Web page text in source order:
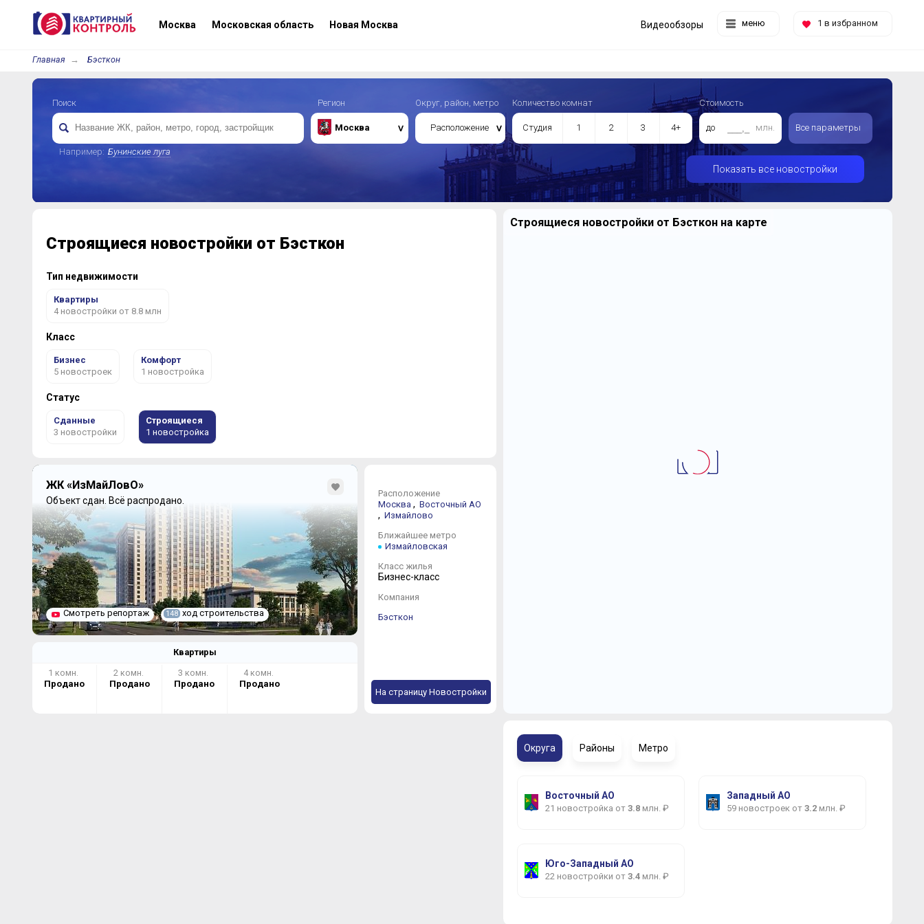
Москва Московская область Новая Москва меню 1 в избранном
Видеообзоры
Главная Бэсткон
Поиск
Например: Бунинские луга
Регион
Москва
Округ, район, метро
Расположение
Количество комнат
Студия 1 2 3 4+
Стоимость
до млн. Все параметры
Показать все новостройки
Строящиеся новостройки от Бэсткон
Тип недвижимости
Квартиры
4 новостройки от 8.8 млн
Класс
Бизнес
5 новостроек
Комфорт
1 новостройка
Статус
Сданные
3 новостройки
Строящиеся
1 новостройка
ЖК «ИзМайЛовО»
Объект сдан. Всё распродано.
Смотреть репортаж 148 ход строительства
Квартиры
1 комн.
Продано
2 комн.
Продано
3 комн.
Продано
4 комн.
Продано
Расположение
Москва , Восточный АО
, Измайлово
Ближайшее метро
Измайловская
Класс жилья
Бизнес-класс
Компания
Бэсткон
На страницу Новостройки
Строящиеся новостройки от Бэсткон на карте
Округа Районы Метро
Восточный АО
21 новостройка от 3.8млн. ₽
Западный АО
59 новостроек от 3.2млн. ₽
Юго-Западный АО
22 новостройки от 3.4млн. ₽